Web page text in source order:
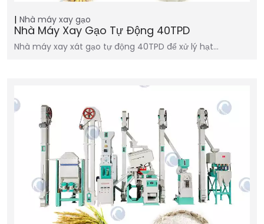
Nhà máy xay gạo
Nhà Máy Xay Gạo Tự Động 40TPD
Nhà máy xay xát gạo tự động 40TPD để xử lý hạt…